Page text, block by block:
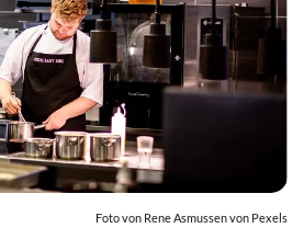
Foto von Rene Asmussen von Pexels